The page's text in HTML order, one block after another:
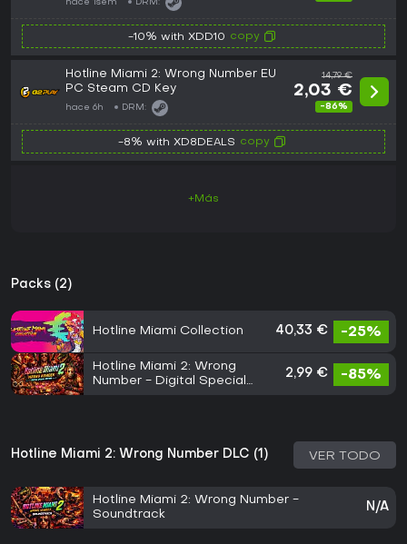
hace 1sem DRM:
-10% with XDD10 copy
Hotline Miami 2: Wrong Number EU
PC Steam CD Key
hace 6h DRM:
14,79 €
2,03 €
-86%
-8% with XD8DEALS copy
+Más
Packs (2)
Hotline Miami Collection 40,33 € -25%
Hotline Miami 2: Wrong
Number - Digital Special
2,99 € -85%
Hotline Miami 2: Wrong Number DLC (1) VER TODO
Hotline Miami 2: Wrong Number -
Soundtrack
N/A